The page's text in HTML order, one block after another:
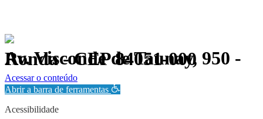
Av. Visconde de Taunay, 950 - Ronda - CEP 84051-000
Política de Privacidade.
Acessar o conteúdo
Abrir a barra de ferramentas
Acessibilidade